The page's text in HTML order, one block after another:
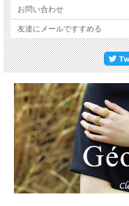
お問い合わせ
友達にメールですすめる